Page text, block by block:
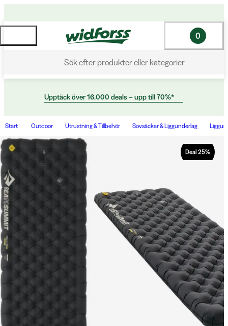
Sök efter produkter eller kategorier
0
Upptäck över 16.000 deals – upp till 70%*
Start Outdoor Utrustning & Tillbehör Sovsäckar & Liggunderlag
Deal 25%